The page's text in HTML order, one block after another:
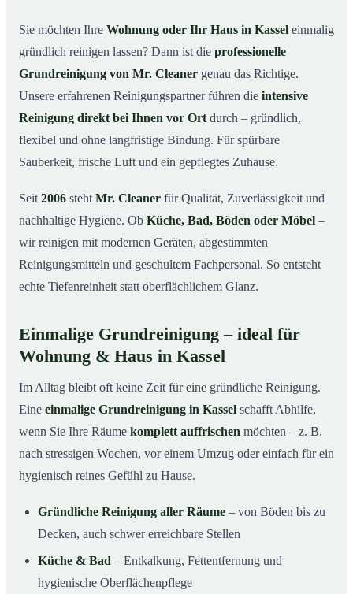
04 So läuft die Grundreinigung in Kassel ab
05 Wann ist eine Grundreinigung sinnvoll?
06Grundreinigung in Kassel & Umgebung
Jetzt kostenloses Angebot anfordern
Sie möchten Ihre Wohnung oder Ihr Haus in Kassel einmalig
gründlich reinigen lassen? Dann ist die professionelle
Grundreinigung von Mr. Cleaner genau das Richtige.
Unsere erfahrenen Reinigungspartner führen die intensive
Reinigung direkt bei Ihnen vor Ort durch – gründlich,
flexibel und ohne langfristige Bindung. Für spürbare
Sauberkeit, frische Luft und ein gepflegtes Zuhause.
Seit 2006 steht Mr. Cleaner für Qualität, Zuverlässigkeit und
nachhaltige Hygiene. Ob Küche, Bad, Böden oder Möbel –
wir reinigen mit modernen Geräten, abgestimmten
Reinigungsmitteln und geschultem Fachpersonal. So entsteht
echte Tiefenreinheit statt oberflächlichem Glanz.
Einmalige Grundreinigung – ideal für
Wohnung & Haus in Kassel
Im Alltag bleibt oft keine Zeit für eine gründliche Reinigung.
Eine einmalige Grundreinigung in Kassel schafft Abhilfe,
wenn Sie Ihre Räume komplett auffrischen möchten – z. B.
nach stressigen Wochen, vor einem Umzug oder einfach für ein
hygienisch reines Gefühl zu Hause.
Gründliche Reinigung aller Räume – von Böden bis zu
Decken, auch schwer erreichbare Stellen
Küche & Bad – Entkalkung, Fettentfernung und
hygienische Oberflächenpflege